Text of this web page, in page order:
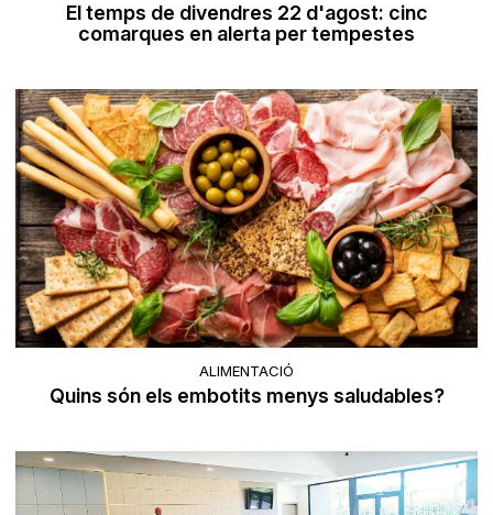
El temps de divendres 22 d'agost: cinc
comarques en alerta per tempestes
ALIMENTACIÓ
Quins són els embotits menys saludables?